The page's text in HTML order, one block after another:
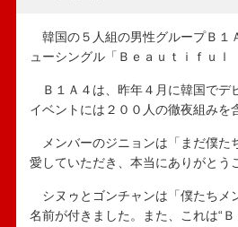
韓国の５人組の男性グループＢ１
ューシングル「Ｂｅａｕｔｉｆｕ
Ｂ１Ａ４は、昨年４月に韓国でデ
イベントには２００人の徹夜組みを
メンバーのジニョンは「まだ僕た
愛していただき、本当にありがとう
シヌゥとゴンチャンは「僕たちメ
名前が付きました。また、これは